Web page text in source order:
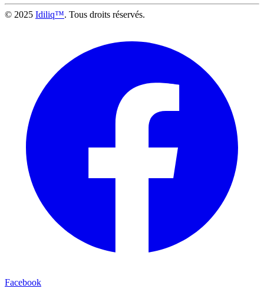
© 2025 Idiliq™. Tous droits réservés.
Facebook